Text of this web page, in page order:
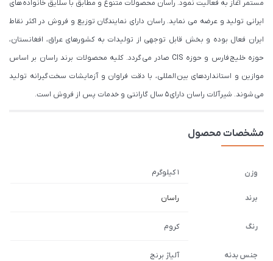
مستمر آغاز به فعالیت نمود. راسان محصولات متنوع و مطابق با سلایق خانواده های
ایرانی تولید و عرضه می نماید. راسان دارای نمایندگان توزیع و فروش در اکثر نقاط
ایران فعال بوده و بخش قابل توجهی از تولیدات به کشورهای عراق، افغانستان،
حوزه خلیج فارس و حوزه CIS صادر می گردد. کلیه محصولات برند راسان بر اساس
موازین و استانداردهای بین المللی، با دقت فراوان و آزمایشات سخت گیرانه تولید
می شوند. شیرآلات راسان دارای 5 سال گارانتی و خدمات پس از فروش است.
مشخصات محصول
وزن 1 کیلوگرم
برند راسان
رنگ کروم
جنس بدنه آلیاژ برنج